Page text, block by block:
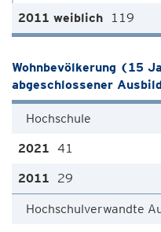
119
Wohnbevölkerung (15
abgeschlossener
Hochschule
41
29
Hochschulverwandte